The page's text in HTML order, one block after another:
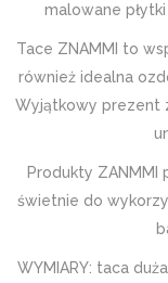
malowane
Tace ZNAMMI to
również idealna
Wyjątkowy prezent
Produkty ZANMMI
świetnie do
WYMIARY: taca